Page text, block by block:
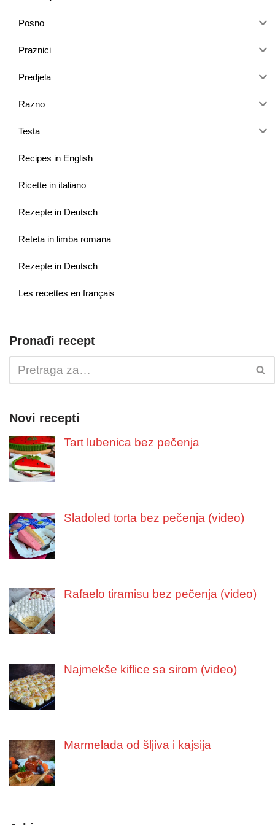
Posno
Praznici
Predjela
Razno
Testa
Recipes in English
Ricette in italiano
Rezepte in Deutsch
Reteta in limba romana
Rezepte in Deutsch
Les recettes en français
Pronađi recept
Novi recepti
Tart lubenica bez pečenja
Sladoled torta bez pečenja (video)
Rafaelo tiramisu bez pečenja (video)
Najmekše kiflice sa sirom (video)
Marmelada od šljiva i kajsija